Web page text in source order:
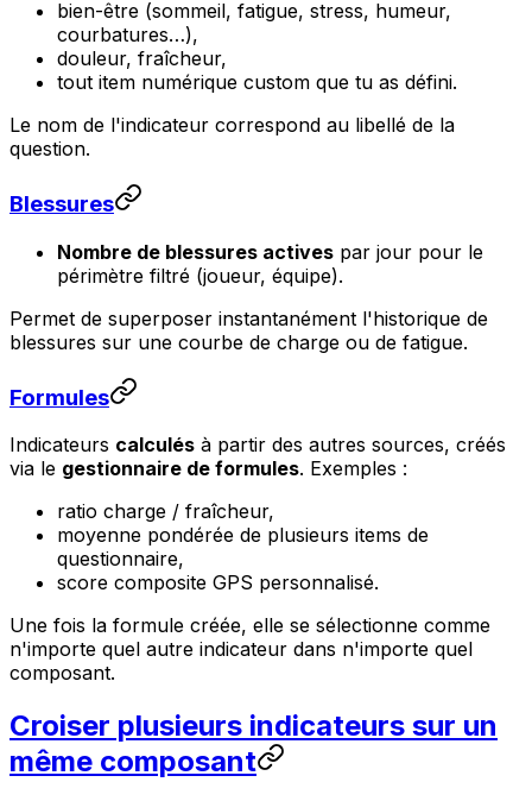
bien-être (sommeil, fatigue, stress, humeur,
courbatures…),
douleur, fraîcheur,
tout item numérique custom que tu as défini.
Le nom de l'indicateur correspond au libellé de la
question.
Blessures
Nombre de blessures actives par jour pour le
périmètre filtré (joueur, équipe).
Permet de superposer instantanément l'historique de
blessures sur une courbe de charge ou de fatigue.
Formules
Indicateurs calculés à partir des autres sources, créés
via le gestionnaire de formules. Exemples :
ratio charge / fraîcheur,
moyenne pondérée de plusieurs items de
questionnaire,
score composite GPS personnalisé.
Une fois la formule créée, elle se sélectionne comme
n'importe quel autre indicateur dans n'importe quel
composant.
Croiser plusieurs indicateurs sur un
même composant